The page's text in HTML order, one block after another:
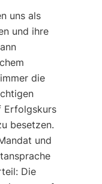
uns als
und ihre
die
Erfolgskurs
besetzen.
und
Die